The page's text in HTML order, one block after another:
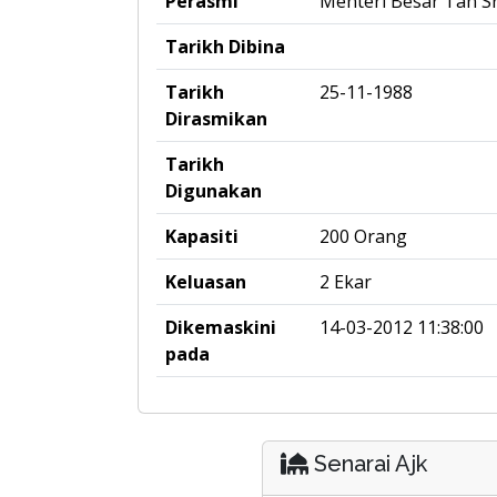
Tarikh Dibina
Tarikh
Dirasmikan
25-11-1988
Tarikh
Digunakan
Kapasiti
200 Orang
Keluasan
2 Ekar
Dikemaskini
pada
14-03-2012 11:38:00
Senarai Ajk